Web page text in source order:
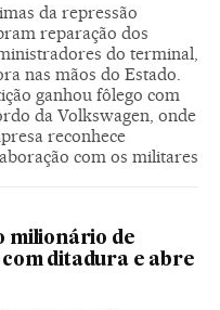
da repressão
reparação dos
do terminal,
nas mãos do Estado.
ganhou fôlego com
da Volkswagen, onde
reconhece
com os militares
milionário de
ditadura e abre